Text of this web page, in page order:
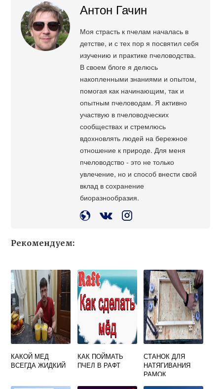
Антон Гачин
Моя страсть к пчелам началась в
детстве, и с тех пор я посвятил себя
изучению и практике пчеловодства.
В своем блоге я делюсь
накопленными знаниями и опытом,
помогая как начинающим, так и
опытным пчеловодам. Я активно
участвую в пчеловодческих
сообществах и стремлюсь
вдохновлять людей на бережное
отношение к природе. Для меня
пчеловодство - это не только
увлечение, но и способ внести свой
вклад в сохранение
биоразнообразия.
Рекомендуем:
КАКОЙ МЕД
ВСЕГДА ЖИДКИЙ
КАК ПОЙМАТЬ
ПЧЕЛ В РАФТ
СТАНОК ДЛЯ
НАТЯГИВАНИЯ
РАМОК